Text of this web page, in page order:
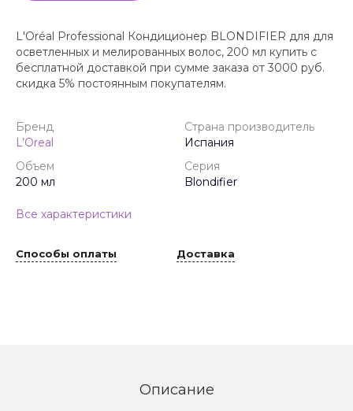
L'Oréal Professional Кондиционер BLONDIFIER для для
осветленных и мелированных волос, 200 мл купить с
бесплатной доставкой при сумме заказа от 3000 руб.
скидка 5% постоянным покупателям.
Бренд
L’Oreal
Страна производитель
Испания
Объем
200 мл
Серия
Blondifier
Все характеристики
Способы оплаты Доставка
Описание